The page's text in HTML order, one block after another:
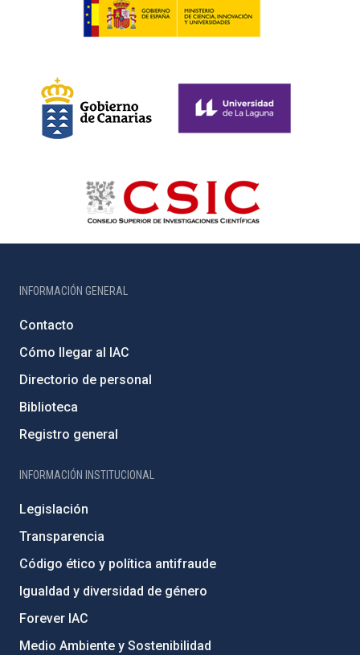
INFORMACIÓN GENERAL
Contacto
Cómo llegar al IAC
Directorio de personal
Biblioteca
Registro general
INFORMACIÓN INSTITUCIONAL
Legislación
Transparencia
Código ético y política antifraude
Igualdad y diversidad de género
Forever IAC
Medio Ambiente y Sostenibilidad